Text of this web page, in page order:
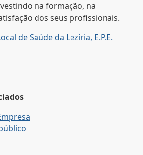
na formação, na
dos seus profissionais.
de Saúde da Lezíria, E.P.E.